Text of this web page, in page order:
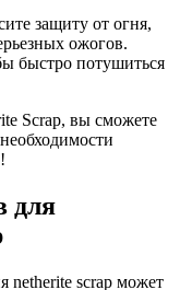
защиту от огня,
ожогов.
быстро потушиться
Scrap, вы сможете
для
netherite scrap может